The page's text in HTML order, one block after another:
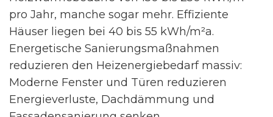
pro Jahr, manche sogar mehr. Effiziente
Häuser liegen bei 40 bis 55 kWh/m²a.
Energetische Sanierungsmaßnahmen
reduzieren den Heizenergiebedarf massiv:
Moderne Fenster und Türen reduzieren
Energieverluste, Dachdämmung und